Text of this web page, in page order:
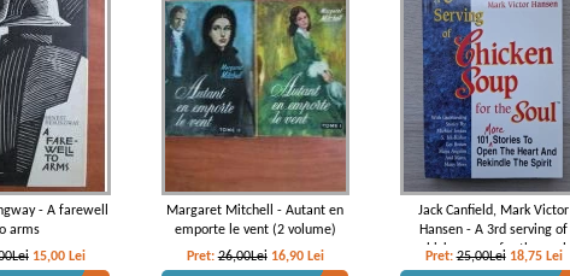
- A farewell
arms
15,00 Lei
Margaret Mitchell - Autant en
emporte le vent (2 volume)
Pret:26,00Lei 16,90 Lei
Jack Canfield, Mark Victor
Hansen - A 3rd serving of
chicken soup for the soul
Pret:25,00Lei 18,75 Lei